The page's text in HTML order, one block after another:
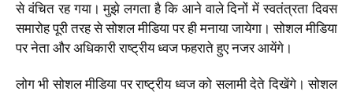
से वंचित रह गया। मुझे लगता है कि आने वाले दिनों में स्वतंत्रता दिवस
समारोह पूरी तरह से सोशल मीडिया पर ही मनाया जायेगा। सोशल मीडिया
पर नेता और अधिकारी राष्ट्रीय ध्वज फहराते हुए नजर आयेंगे।
लोग भी सोशल मीडिया पर राष्ट्रीय ध्वज को सलामी देते दिखेंगे। सोशल